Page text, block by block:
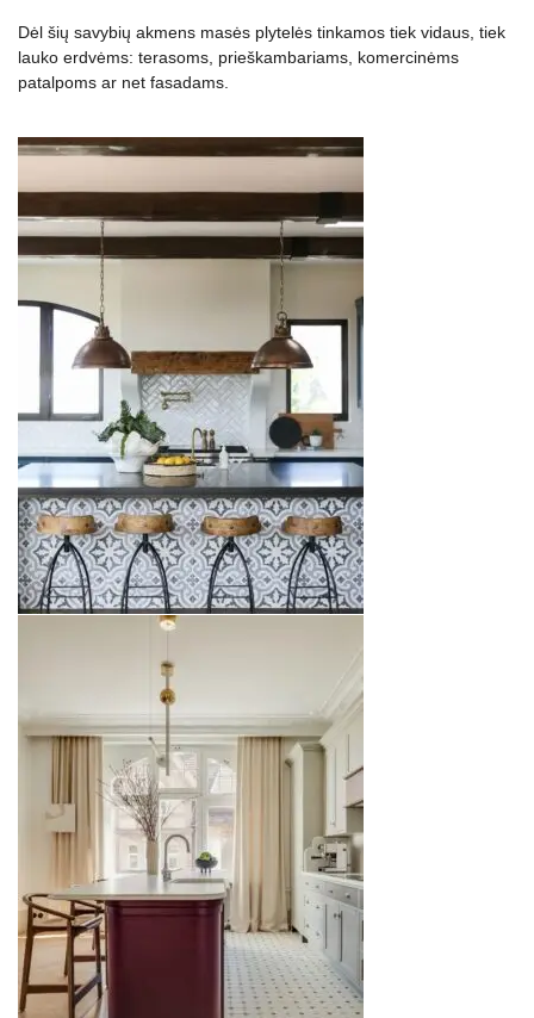
Dėl šių savybių akmens masės plytelės tinkamos tiek vidaus, tiek
lauko erdvėms: terasoms, prieškambariams, komercinėms
patalpoms ar net fasadams.